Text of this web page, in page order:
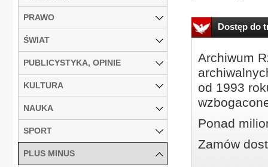
Dostęp do
Archiwum
od 1993
Ponad
Zamów
PRAWO
ŚWIAT
PUBLICYSTYKA, OPINIE
KULTURA
NAUKA
SPORT
PLUS MINUS